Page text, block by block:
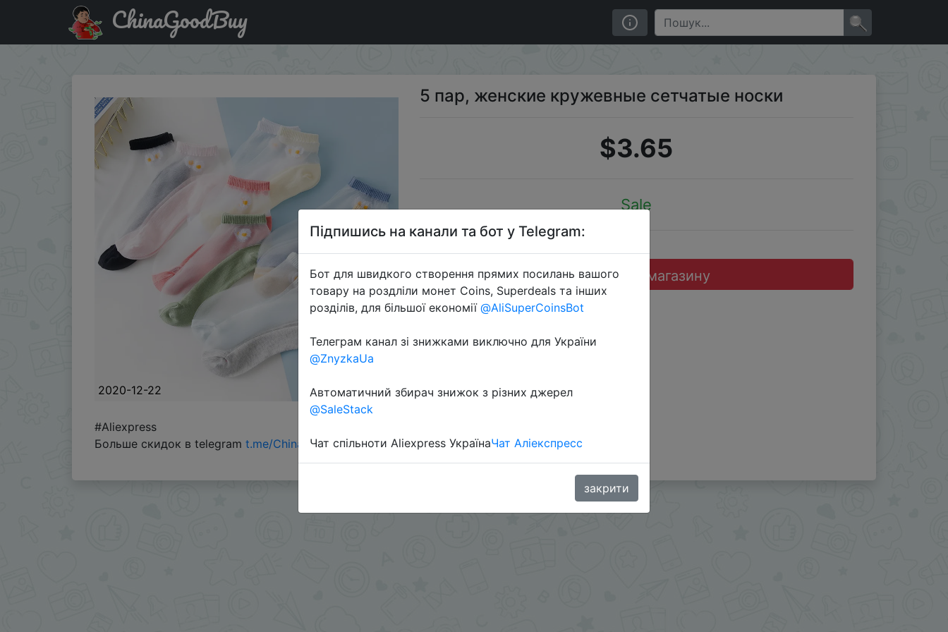
Придбати 5 пар, женские кружевные сетчатые носки
ChinaGoodBuy
2020-12-22
5 пар, женские кружевные сетчатые носки
$3.65
Sale
Перейти до магазину
#Aliexpress
Больше скидок в telegram t.me/ChinaGoodBuy
Підпишись на канали та бот у Telegram:
Бот для швидкого створення прямих посилань вашого
товару на роздліли монет Coins, Superdeals та інших
розділів, для більшої економії @AliSuperCoinsBot
Телеграм канал зі знижками виключно для України
@ZnyzkaUa
Автоматичний збирач знижок з різних джерел
@SaleStack
Чат спільноти Aliexpress УкраїнаЧат Аліекспресс
закрити